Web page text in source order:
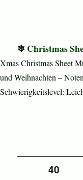
Christmas
Xmas Christmas Sheet
und Weihnachten –
Schwierigkeitslevel:
SEITE40